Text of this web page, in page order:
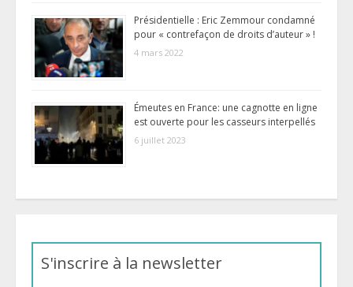
Présidentielle : Eric Zemmour condamné
pour « contrefaçon de droits d’auteur » !
4 mars 2022
Émeutes en France: une cagnotte en ligne
est ouverte pour les casseurs interpellés
6 juillet 2023
S'inscrire à la newsletter